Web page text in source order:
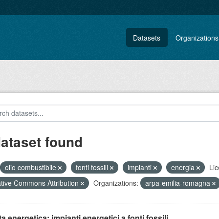
Datasets Organizations
found
olio combustibile fonti fossili impianti energia
Commons Attribution
Organizations: arpa-emilia-romagna